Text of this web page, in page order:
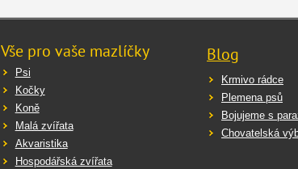
Vše pro vaše mazlíčky
Psi
Kočky
Koně
Malá zvířata
Akvaristika
Hospodářská zvířata
Blog
Krmivo rádce
Plemena psů
Bojujeme s
Chovatelská